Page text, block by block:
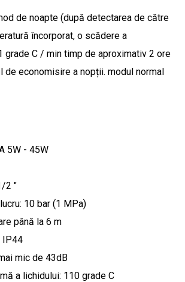
de noapte (după detectarea de către
încorporat, o scădere a
grade C / min timp de aproximativ 2 ore
de economisire a nopții. modul normal
5W - 45W
2 "
10 bar (1 MPa)
până la 6 m
IP44
mic de 43dB
a lichidului: 110 grade C